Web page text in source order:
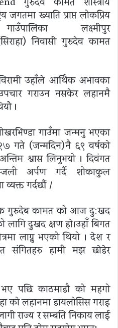
जगतमा ख्याति प्राप्त लोकप्रिय
लक्ष्मीपुर
निवासी गुरुदेव कामत
उहाँले आर्थिक अभावका
गराउन नसकेर लहानमै
।
गाउँमा जन्मनु भएका
गते (जन्मदिन)नै ६९ वर्षको
श्वास लिनुभयो । दिवंगत
अर्पण गर्दै शोकाकुल
व्यक्त गर्दछौं /
गुरुदेब कामत को आज दु:खद
लागि दुखद क्षण हाे।उहाँ बिगत
लाग्नु भएको थियो । देश र
संगितहरु हामी मझ छाेडेर
पछि काठमाडौ को महगो
को लहानमा डायलोसिस गराइ
राज्य र सम्बन्धित निकाय लाई